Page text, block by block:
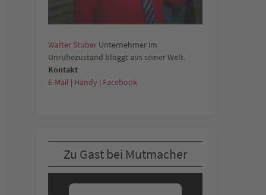
Walter Stuber Unternehmer im
Unruhezustand bloggt aus seiner Welt.
Kontakt
E-Mail | Handy | Facebook
Zu Gast bei Mutmacher